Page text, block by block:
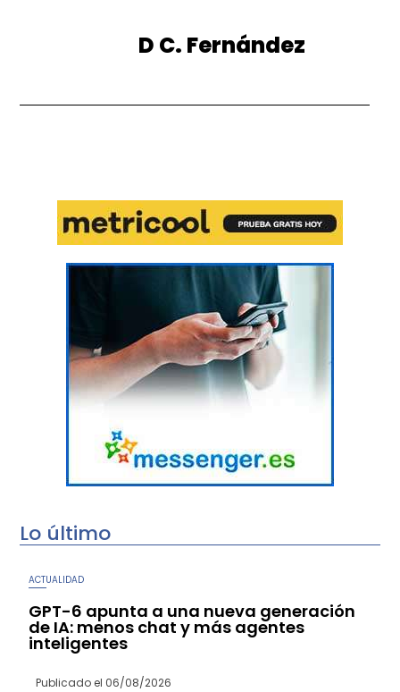
D C. Fernández
Lo último
ACTUALIDAD
GPT-6 apunta a una nueva generación
de IA: menos chat y más agentes
inteligentes
Publicado el 06/08/2026